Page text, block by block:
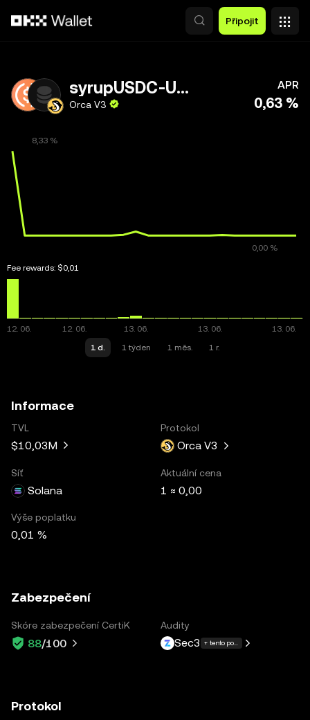
Připojit
syrupUSDC-USDC
Orca V3
APR
0,63 %
Fee rewards: $0,01
1 d. 1 týden 1 měs. 1 r.
Informace
TVL
$10,03M
Protokol
Orca V3
Síť
Solana
Aktuální cena
1 ≈ 0,00
Výše poplatku
0,01 %
Zabezpečení
Skóre zabezpečení CertiK
88/100
Audity
Sec3 + tento počet dalších: 1
Protokol